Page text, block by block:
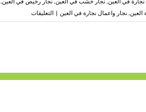
العين, نجار واعمال نجارة في العين | التعليقاتعلى
نجار
موبيليا